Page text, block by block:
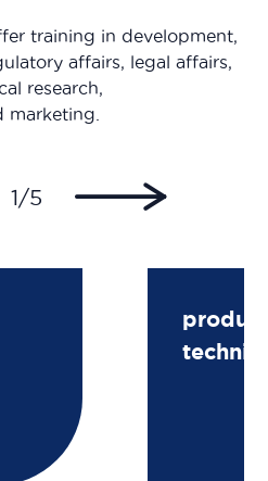
training in development,
affairs, legal affairs,
research,
marketing.
1/5